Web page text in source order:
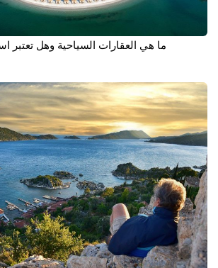
ما هي العقارات السياحية وهل تعتبر